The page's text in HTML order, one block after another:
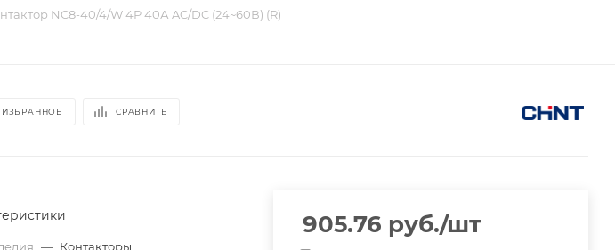
NC8-40/4/W 4P 40А AC/DC (24~60В) (R)
ИЗБРАННОЕ СРАВНИТЬ
— Контакторы
905.76 руб./шт